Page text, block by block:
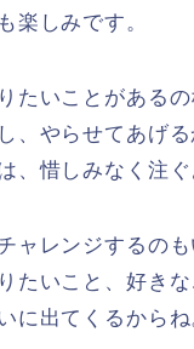
楽しみです。
たいことがある
、やらせてあげ
、惜しみなく注ぐ
ャレンジするの
たいこと、好き
に出てくるからね